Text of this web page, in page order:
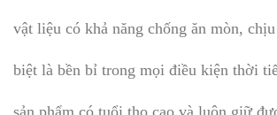
vật liệu có khả năng chống ăn mòn,
biệt là bền bỉ trong mọi điều kiện thời